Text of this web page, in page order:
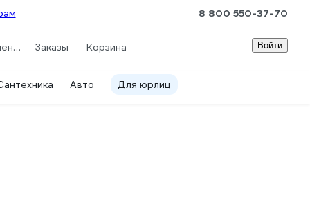
8 800 550-37-70
Сравнение Заказы Корзина Войти
Авто Для юрлиц